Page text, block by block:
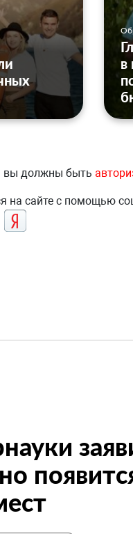
в
вы должны быть
на сайте с помощью